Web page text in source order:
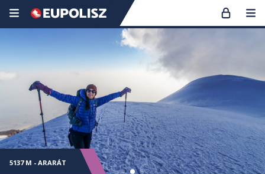
5137 M - ARARÁT